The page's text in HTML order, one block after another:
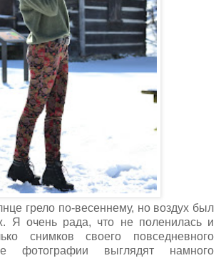
грело по-весеннему, но воздух был
Я очень рада, что не поленилась и
снимков своего повседневного
фотографии выглядят намного